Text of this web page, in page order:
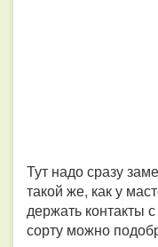
Тут надо сразу
такой же, как у
держать контакты
сорту можно